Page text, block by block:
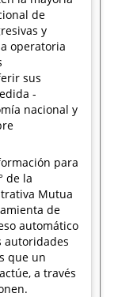
de
y
operatoria
sus
-
nacional y
para
de la
Mutua
de
automático
autoridades
que un
a través